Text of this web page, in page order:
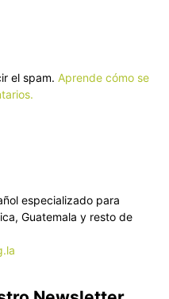
el spam. Aprende cómo se
especializado para
Guatemala y resto de